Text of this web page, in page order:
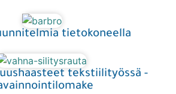
tietokoneella
tekstiilityössä -